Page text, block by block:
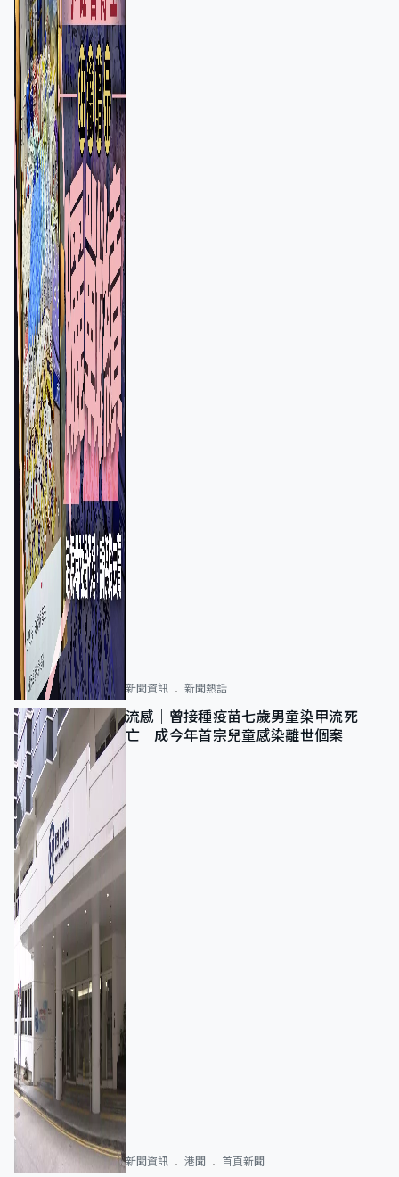
新聞資訊 新聞熱話
流感｜曾接種疫苗七歲男童染甲流死
亡 成今年首宗兒童感染離世個案
新聞資訊 港聞 首頁新聞